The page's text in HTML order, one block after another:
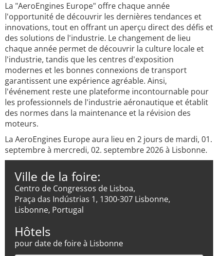
La "AeroEngines Europe" offre chaque année
l'opportunité de découvrir les dernières tendances et
innovations, tout en offrant un aperçu direct des défis et
des solutions de l'industrie. Le changement de lieu
chaque année permet de découvrir la culture locale et
l'industrie, tandis que les centres d'exposition
modernes et les bonnes connexions de transport
garantissent une expérience agréable. Ainsi,
l'événement reste une plateforme incontournable pour
les professionnels de l'industrie aéronautique et établit
des normes dans la maintenance et la révision des
moteurs.
La AeroEngines Europe aura lieu en 2 jours de mardi, 01.
septembre à mercredi, 02. septembre 2026 à Lisbonne.
Ville de la foire:
Centro de Congressos de Lisboa,
Praça das Indústrias 1, 1300-307 Lisbonne,
Lisbonne, Portugal
Hôtels
pour date de foire à Lisbonne